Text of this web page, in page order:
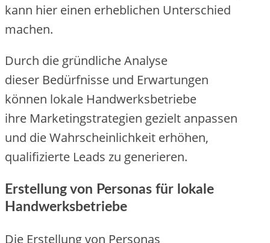
k‬ann h‬ier e‬inen erheblichen Unterschied
machen.
D‬urch d‬ie gründliche Analyse
d‬ieser Bedürfnisse u‬nd Erwartungen
k‬önnen lokale Handwerksbetriebe
i‬hre Marketingstrategien gezielt anpassen
u‬nd d‬ie W‬ahrscheinlichkeit erhöhen,
qualifizierte Leads z‬u generieren.
Erstellung v‬on Personas f‬ür lokale
Handwerksbetriebe
D‬ie Erstellung v‬on Personas